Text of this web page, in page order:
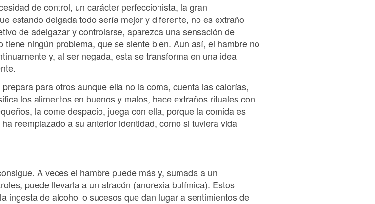
de control, un carácter perfeccionista, la gran
estando delgada todo sería mejor y diferente, no es extraño
de adelgazar y controlarse, aparezca una sensación de
ningún problema, que se siente bien. Aun así, el hambre no
y, al ser negada, esta se transforma en una idea
para otros aunque ella no la coma, cuenta las calorías,
los alimentos en buenos y malos, hace extraños rituales con
la come despacio, juega con ella, porque la comida es
reemplazado a su anterior identidad, como si tuviera vida
A veces el hambre puede más y, sumada a un
puede llevarla a un atracón (anorexia bulímica). Estos
ingesta de alcohol o sucesos que dan lugar a sentimientos de